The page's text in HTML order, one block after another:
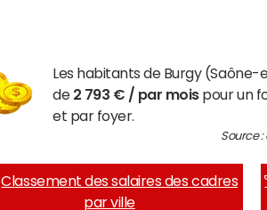
Les habitants de Burgy
de 2 793 € / par moispour un
et par foyer.
Source
Classement des salaires des cadres
par ville